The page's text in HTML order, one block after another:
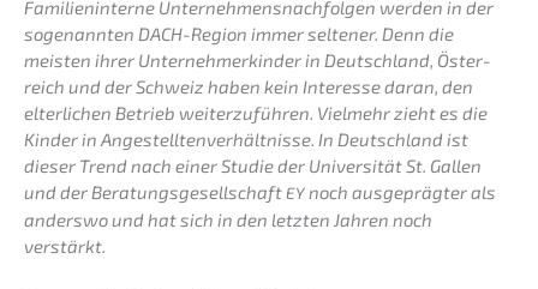
Famili­en­in­ter­ne Unter­neh­mens­nach­fol­gen werden in der
sogenann­ten DACH-Region immer selte­ner. Denn die
meisten ihrer Unter­neh­mer­kin­der in Deutsch­land, Öster­
reich und der Schweiz haben kein Inter­es­se daran, den
elter­li­chen Betrieb weiter­zu­füh­ren. Vielmehr zieht es die
Kinder in Angestell­ten­ver­hält­nis­se. In Deutsch­land ist
dieser Trend nach einer Studie der Univer­si­tät St. Gallen
und der Beratungs­ge­sell­schaftEYnoch ausge­präg­ter als
anders­wo und hat sich in den letzten Jahren noch
verstärkt.